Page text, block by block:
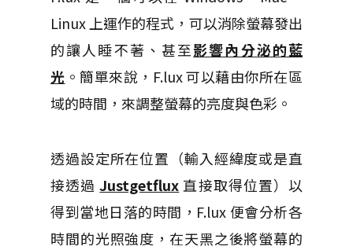
Linux 上運作的程式，可以消除螢幕發出
的讓人睡不著、甚至影響內分泌的藍
光 。簡單來說，F.lux 可以藉由你所在區
域的時間，來調整螢幕的亮度與色彩。
透過設定所在位置（輸入經緯度或是直
接透過Justgetflux 直接取得位置）以
得到當地日落的時間，F.lux 便會分析各
時間的光照強度，在天黑之後將螢幕的